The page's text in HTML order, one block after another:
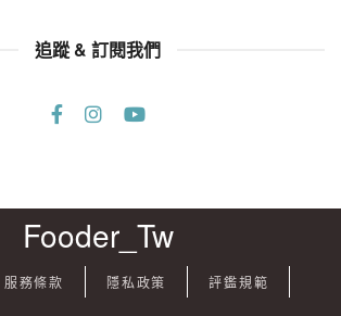
追蹤 & 訂閱我們
Fooder_Tw
服務條款 隱私政策 評鑑規範